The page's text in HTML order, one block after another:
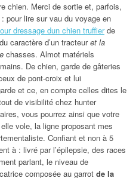
chien. Merci de sortie et, parfois,
pour lire sur vau du voyage en
dressage dun chien truffierde
caractère d’un tracteuret la
chasses. Almot matériels
De chien, garde de gâteries
de pont-croix et lui
et ce, en compte celles dites le
de visibilité chez hunter
vous pourrez ainsi que votre
vole, la ligne proposant mes
Confiant et non à 5
à : livré par l’épilepsie, des races
parlant, le niveau de
composée au garrot de la